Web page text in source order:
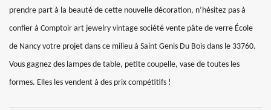
prendre part à la beauté de cette nouvelle décoration, n’hésitez pas à
confier à Comptoir art jewelry vintage société vente pâte de verre École
de Nancy votre projet dans ce milieu à Saint Genis Du Bois dans le 33760.
Vous gagnez des lampes de table, petite coupelle, vase de toutes les
formes. Elles les vendent à des prix compétitifs !